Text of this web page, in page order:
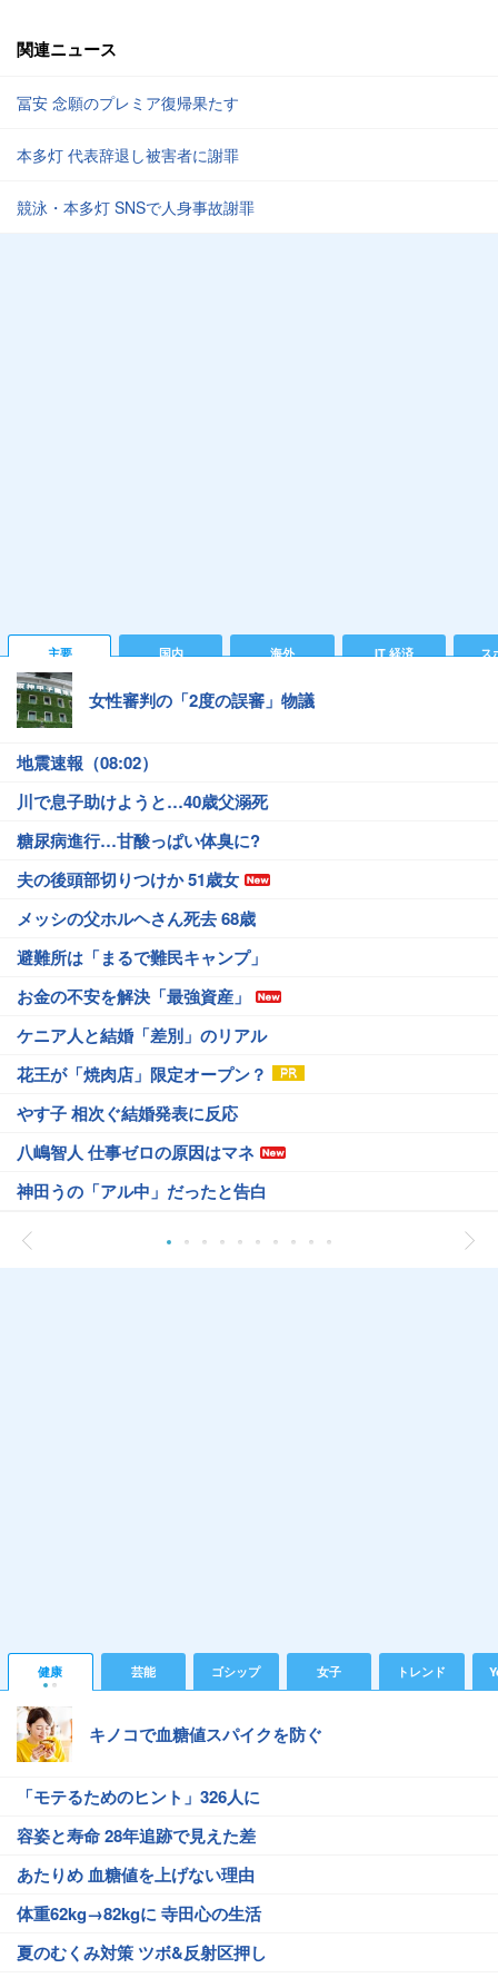
関連ニュース
冨安 念願のプレミア復帰果たす
本多灯 代表辞退し被害者に謝罪
競泳・本多灯 SNSで人身事故謝罪
主要 国内 海外 IT 経済 ス
女性審判の「2度の誤審」物議
地震速報（08:02）
川で息子助けようと…40歳父溺死
糖尿病進行…甘酸っぱい体臭に?
夫の後頭部切りつけか 51歳女
メッシの父ホルヘさん死去 68歳
避難所は「まるで難民キャンプ」
お金の不安を解決「最強資産」
ケニア人と結婚「差別」のリアル
花王が「焼肉店」限定オープン？
やす子 相次ぐ結婚発表に反応
八嶋智人 仕事ゼロの原因はマネ
神田うの「アル中」だったと告白
健康 芸能 ゴシップ 女子 トレンド
キノコで血糖値スパイクを防ぐ
「モテるためのヒント」326人に
容姿と寿命 28年追跡で見えた差
あたりめ 血糖値を上げない理由
体重62kg→82kgに 寺田心の生活
夏のむくみ対策 ツボ&反射区押し